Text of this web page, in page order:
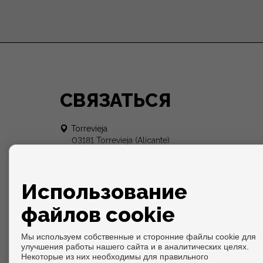
СВЯЗАТЬСЯ
Torrevieja
03181 Torrevieja (Alicante)
08:30 - 21:00
Использование
файлов cookie
Мы используем собственные и сторонние файлы cookie для
улучшения работы нашего сайта и в аналитических целях.
Некоторые из них необходимы для правильного